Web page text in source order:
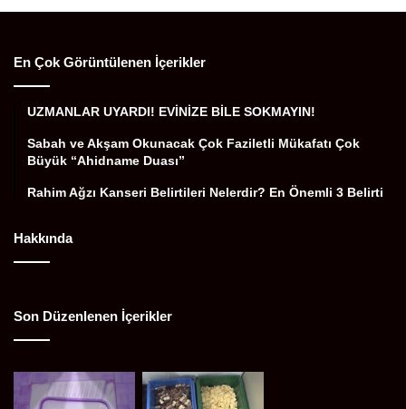
En Çok Görüntülenen İçerikler
UZMANLAR UYARDI! EVİNİZE BİLE SOKMAYIN!
Sabah ve Akşam Okunacak Çok Faziletli Mükafatı Çok
Büyük “Ahidname Duası”
Rahim Ağzı Kanseri Belirtileri Nelerdir? En Önemli 3 Belirti
Hakkında
Son Düzenlenen İçerikler